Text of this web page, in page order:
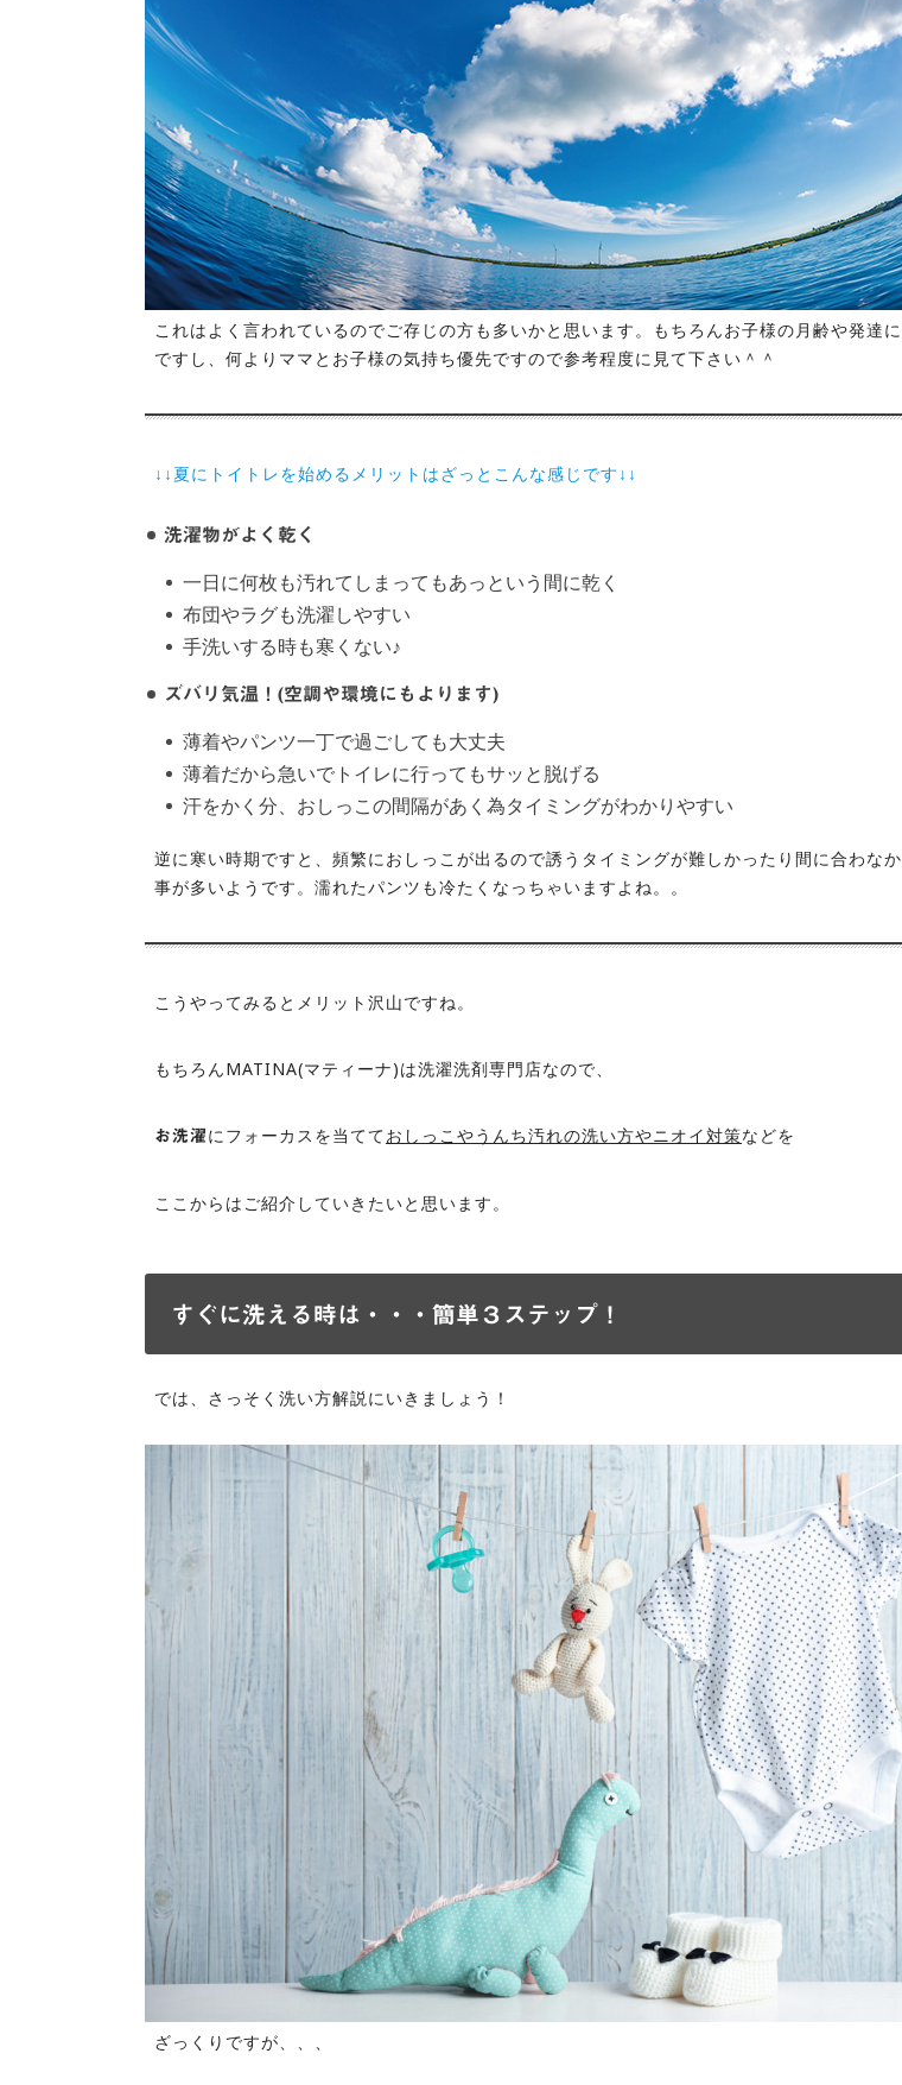
これはよく言われているのでご存じの方も多いかと思います。もちろんお子様の月齢や発達
ですし、何よりママとお子様の気持ち優先ですので参考程度に見て下さい＾＾
↓↓夏にトイトレを始めるメリットはざっとこんな感じです↓↓
洗濯物がよく乾く
一日に何枚も汚れてしまってもあっという間に乾く
布団やラグも洗濯しやすい
手洗いする時も寒くない♪
ズバリ気温！(空調や環境にもよります)
薄着やパンツ一丁で過ごしても大丈夫
薄着だから急いでトイレに行ってもサッと脱げる
汗をかく分、おしっこの間隔があく為タイミングがわかりやすい
逆に寒い時期ですと、頻繁におしっこが出るので誘うタイミングが難しかったり間に合わな
事が多いようです。濡れたパンツも冷たくなっちゃいますよね。。
こうやってみるとメリット沢山ですね。
もちろんMATINA(マティーナ)は洗濯洗剤専門店なので、
お洗濯 にフォーカスを当てておしっこやうんち汚れの洗い方やニオイ対策などを
ここからはご紹介していきたいと思います。
すぐに洗える時は・・・簡単３ステップ！
では、さっそく洗い方解説にいきましょう！
ざっくりですが、、、